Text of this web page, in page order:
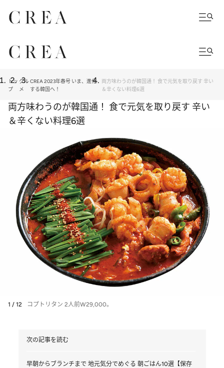
トッ
プ
グル
メ
CREA 2023年春号 いま、進化
する韓国へ！
両方味わうのが韓国通！ 食で元気を取り戻す 辛い
＆辛くない料理6選
両方味わうのが韓国通！ 食で元気を取り戻す 辛い
＆辛くない料理6選
1 / 12 コプトリタン 2人前W29,000。
次の記事を読む
早朝からブランチまで 地元気分でめぐる 朝ごはん10選【保存